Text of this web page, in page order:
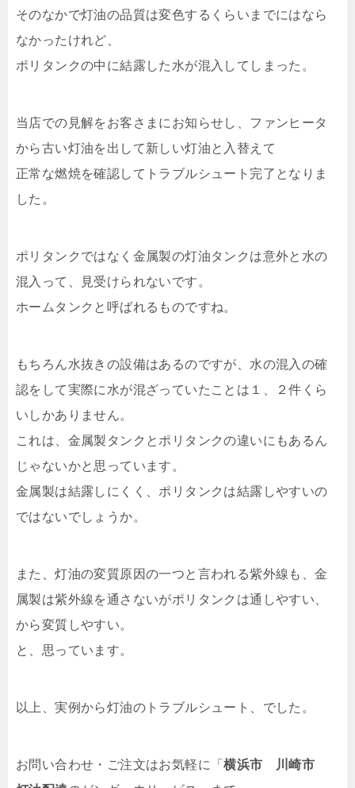
そのなかで灯油の品質は変色するくらいまでにはなら
なかったけれど、
ポリタンクの中に結露した水が混入してしまった。
当店での見解をお客さまにお知らせし、ファンヒータ
から古い灯油を出して新しい灯油と入替えて
正常な燃焼を確認してトラブルシュート完了となりま
した。
ポリタンクではなく金属製の灯油タンクは意外と水の
混入って、見受けられないです。
ホームタンクと呼ばれるものですね。
もちろん水抜きの設備はあるのですが、水の混入の確
認をして実際に水が混ざっていたことは１、２件くら
いしかありません。
これは、金属製タンクとポリタンクの違いにもあるん
じゃないかと思っています。
金属製は結露しにくく、ポリタンクは結露しやすいの
ではないでしょうか。
また、灯油の変質原因の一つと言われる紫外線も、金
属製は紫外線を通さないがポリタンクは通しやすい、
から変質しやすい。
と、思っています。
以上、実例から灯油のトラブルシュート、でした。
お問い合わせ・ご注文はお気軽に「横浜市 川崎市